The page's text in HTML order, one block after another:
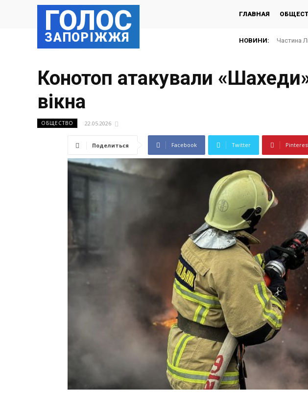
ГОЛОС
ЗАПОРІЖЖЯ
ГЛАВНАЯ
НОВИНИ: Частина
Конотоп атакували
вікна
ОБЩЕСТВО 22.05.2026
Поделиться Facebook Twitter